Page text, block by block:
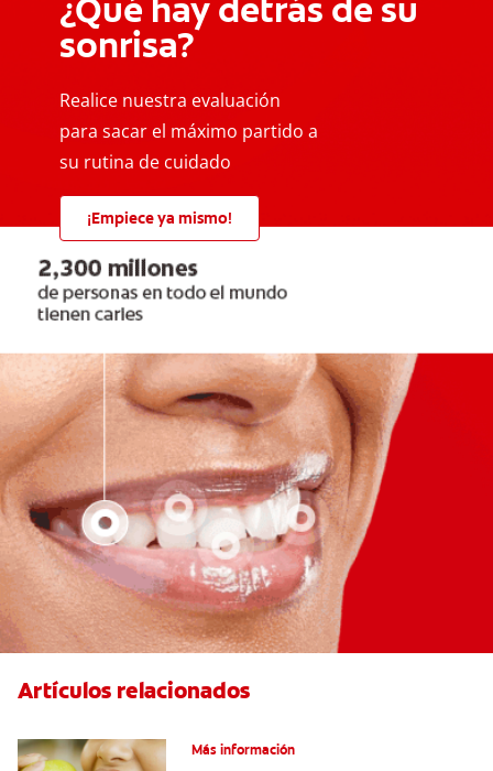
¿Qué hay detrás de su
sonrisa?
Realice nuestra evaluación
para sacar el máximo partido a
su rutina de cuidado
¡Empiece ya mismo!
Artículos relacionados
Más información